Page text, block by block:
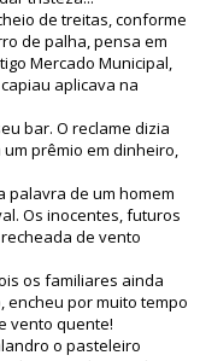
de treitas, conforme
de palha, pensa em
Mercado Municipal,
aplicava na
bar. O reclame dizia
prêmio em dinheiro,
palavra de um homem
Os inocentes, futuros
de vento
os familiares ainda
por muito tempo
vento quente!
o pasteleiro